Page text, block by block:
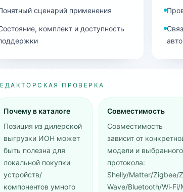
сценарий применения
комплект и доступность
ПРОВЕРКА
Почему в каталоге
Позиция из дилерской
выгрузки ИОН может
быть полезна для
локальной покупки
устройств/
компонентов умного
Совместимость
Совместимость
зависит от
модели и выбранного
протокола:
Shelly/Matter/Zigbee/
Wave/Bluetooth/Wi‑Fi/